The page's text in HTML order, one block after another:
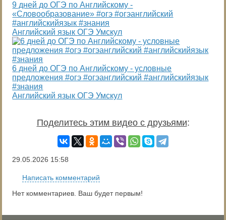
9 дней до ОГЭ по Английскому -
«Словообразование» #огэ #огэанглийский
#английскийязык #знания
Английский язык ОГЭ Умскул
6 дней до ОГЭ по Английскому - условные
предложения #огэ #огэанглийский #английскийязык
#знания
Английский язык ОГЭ Умскул
Поделитесь этим видео с друзьями:
29.05.2026 15:58
Написать комментарий
Нет комментариев. Ваш будет первым!